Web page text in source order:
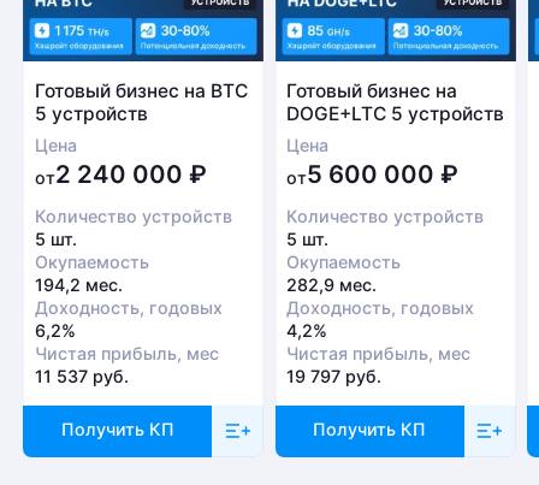
Готовый бизнес на BTC
5 устройств
Цена
от2 240 000 ₽
Количество устройств
5 шт.
Окупаемость
194,2 мес.
Доходность, годовых
6,2%
Чистая прибыль, мес
11 537 руб.
Получить КП
Готовый бизнес на
DOGE+LTC 5 устройств
Цена
от5 600 000₽
Количество устройств
5 шт.
Окупаемость
282,9 мес.
Доходность, годовых
4,2%
Чистая прибыль, мес
19 797 руб.
Получить КП